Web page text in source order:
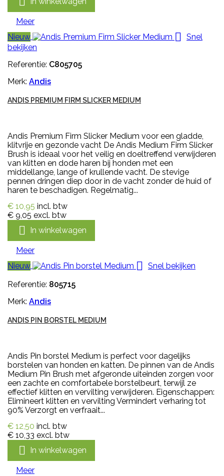
Meer
Nieuw

Snel
bekijken
Referentie: C805705
Merk: Andis
ANDIS PREMIUM FIRM SLICKER MEDIUM
Andis Premium Firm Slicker Medium voor een gladde,
klitvrije en gezonde vacht De Andis Medium Firm Slicker
Brush is ideaal voor het veilig en doeltreffend verwijderen
van klitten en dode haren bij honden met een
middellange, lange of krullende vacht. De stevige
pennen dringen diep door in de vacht zonder de huid of
haren te beschadigen. Regelmatig...
€ 10,95 incl. btw
€ 9,05 excl. btw
 In winkelwagen
Meer
Nieuw

Snel bekijken
Referentie: 805715
Merk: Andis
ANDIS PIN BORSTEL MEDIUM
Andis Pin borstel Medium is perfect voor dagelijks
borstelen van honden en katten. De pinnen van de Andis
Medium Pin Brush met afgeronde uiteinden zorgen voor
een zachte en comfortabele borstelbeurt, terwijl ze
effectief klitten en vervilting verwijderen. Eigenschappen:
Elimineert klitten en vervilting Vermindert verharing tot
90% Verzorgt en verfraait...
€ 12,50 incl. btw
€ 10,33 excl. btw
 In winkelwagen
Meer